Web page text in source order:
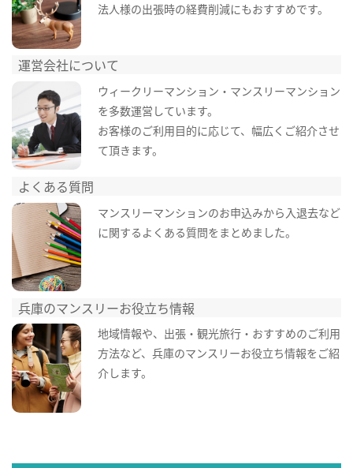
法人様の出張時の経費削減にもおすすめです。
運営会社について
ウィークリーマンション・マンスリーマンション
を多数運営しています。
お客様のご利用目的に応じて、幅広くご紹介させ
て頂きます。
よくある質問
マンスリーマンションのお申込みから入退去など
に関するよくある質問をまとめました。
兵庫のマンスリーお役立ち情報
地域情報や、出張・観光旅行・おすすめのご利用
方法など、兵庫のマンスリーお役立ち情報をご紹
介します。